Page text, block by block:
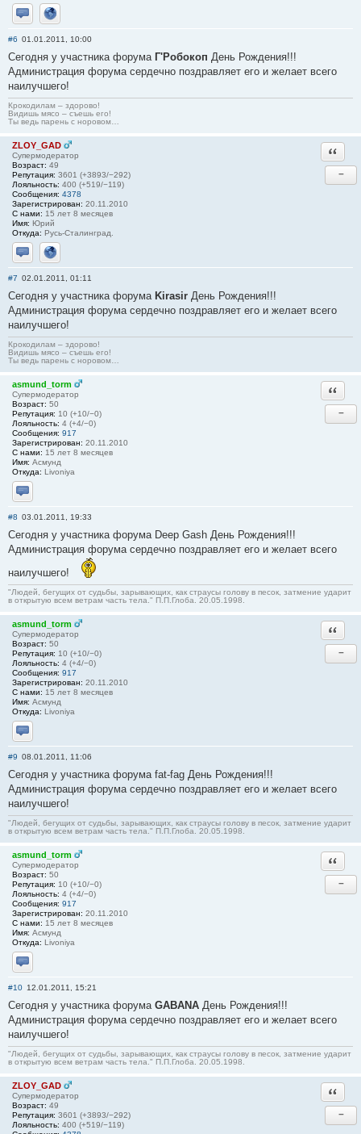
Отправить личное сообщение
Сайт
#6 01.01.2011, 10:00
Сегодня у участника форума Г'Робокоп День Рождения!!!
Администрация форума сердечно поздравляет его и желает всего
наилучшего!
Крокодилам – здорово!
Видишь мясо – съешь его!
Ты ведь парень с норовом…
ZLOY_GAD
Супермодератор
Возраст: 49
Репутация: 3601 (+3893/−292)
Лояльность: 400 (+519/−119)
Сообщения: 4378
Зарегистрирован: 20.11.2010
С нами: 15 лет 8 месяцев
Имя: Юрий
Откуда: Русь-Сталинград.
Отправить личное сообщение
Сайт
−
#7 02.01.2011, 01:11
Сегодня у участника форума Kirasir День Рождения!!!
Администрация форума сердечно поздравляет его и желает всего
наилучшего!
Крокодилам – здорово!
Видишь мясо – съешь его!
Ты ведь парень с норовом…
asmund_torm
Супермодератор
Возраст: 50
Репутация: 10 (+10/−0)
Лояльность: 4 (+4/−0)
Сообщения: 917
Зарегистрирован: 20.11.2010
С нами: 15 лет 8 месяцев
Имя: Асмунд
Откуда: Livoniya
Отправить личное сообщение
−
#8 03.01.2011, 19:33
Сегодня у участника форума Deep Gash День Рождения!!!
Администрация форума сердечно поздравляет его и желает всего
наилучшего!
"Людей, бегущих от судьбы, зарывающих, как страусы голову в песок, затмение ударит
в открытую всем ветрам часть тела." П.П.Глоба. 20.05.1998.
asmund_torm
Супермодератор
Возраст: 50
Репутация: 10 (+10/−0)
Лояльность: 4 (+4/−0)
Сообщения: 917
Зарегистрирован: 20.11.2010
С нами: 15 лет 8 месяцев
Имя: Асмунд
Откуда: Livoniya
Отправить личное сообщение
−
#9 08.01.2011, 11:06
Сегодня у участника форума fat-fag День Рождения!!!
Администрация форума сердечно поздравляет его и желает всего
наилучшего!
"Людей, бегущих от судьбы, зарывающих, как страусы голову в песок, затмение ударит
в открытую всем ветрам часть тела." П.П.Глоба. 20.05.1998.
asmund_torm
Супермодератор
Возраст: 50
Репутация: 10 (+10/−0)
Лояльность: 4 (+4/−0)
Сообщения: 917
Зарегистрирован: 20.11.2010
С нами: 15 лет 8 месяцев
Имя: Асмунд
Откуда: Livoniya
Отправить личное сообщение
−
#10 12.01.2011, 15:21
Сегодня у участника форума GABANA День Рождения!!!
Администрация форума сердечно поздравляет его и желает всего
наилучшего!
"Людей, бегущих от судьбы, зарывающих, как страусы голову в песок, затмение ударит
в открытую всем ветрам часть тела." П.П.Глоба. 20.05.1998.
ZLOY_GAD
Супермодератор
Возраст: 49
Репутация: 3601 (+3893/−292)
Лояльность: 400 (+519/−119)
−